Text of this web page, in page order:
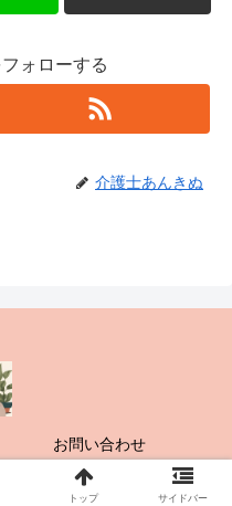
ォローする
介護士あんきぬ
お問い合わせ
窓から明日が見える.
トップ サイドバー